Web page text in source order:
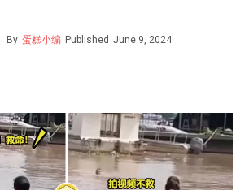
By 蛋糕小编 Published June 9, 2024